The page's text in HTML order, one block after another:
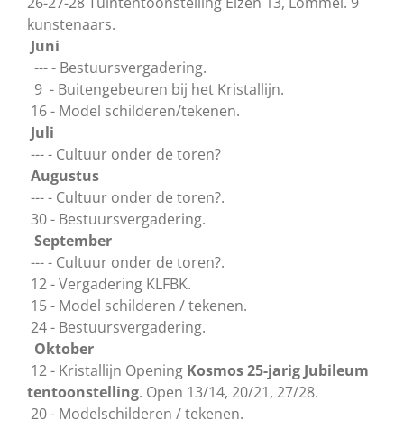
kunstenaars.
Juni
--- - Bestuursvergadering.
9 - Buitengebeuren bij het Kristallijn.
16 - Model schilderen/tekenen.
Juli
--- - Cultuur onder de toren?
Augustus
--- - Cultuur onder de toren?.
30 - Bestuursvergadering.
September
--- - Cultuur onder de toren?.
12 - Vergadering KLFBK.
15 - Model schilderen / tekenen.
24 - Bestuursvergadering.
Oktober
12 - Kristallijn Opening Kosmos 25-jarig Jubileum
tentoonstelling. Open 13/14, 20/21, 27/28.
20 - Modelschilderen / tekenen.